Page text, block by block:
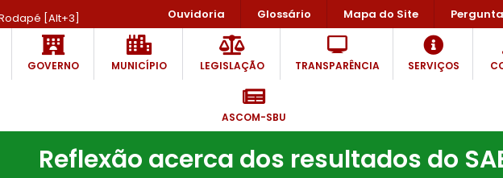
[Alt+3] Ouvidoria Glossário Mapa do Site
GOVERNO MUNICÍPIO LEGISLAÇÃO TRANSPARÊNCIA SERVIÇOS
ASCOM-SBU
Reflexão acerca dos resultados do